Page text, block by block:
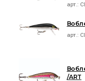
арт.:
арт.:
/ART